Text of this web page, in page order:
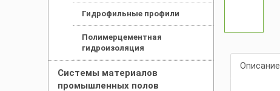
Гидрофильные профили
Полимерцементная
гидроизоляция
Системы материалов
промышленных полов
Описание